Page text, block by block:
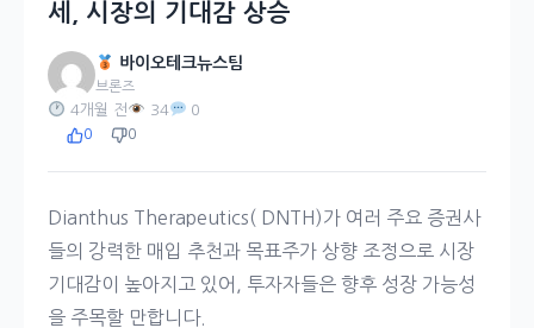
세, 시장의 기대감 상승
바이오테크뉴스팀
브론즈
4개월 전 34 0
0 0
Dianthus Therapeutics( DNTH)가 여러 주요 증권사
들의 강력한 매입 추천과 목표주가 상향 조정으로 시장
기대감이 높아지고 있어, 투자자들은 향후 성장 가능성
을 주목할 만합니다.